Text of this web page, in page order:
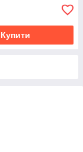
Купити